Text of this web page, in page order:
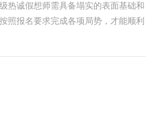
热诚假想师需具备塌实的表面基础和
照报名要求完成各项局势，才能顺利